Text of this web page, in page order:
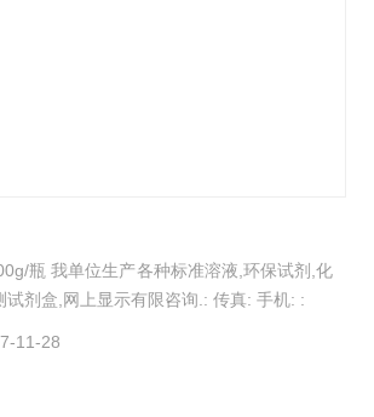
瓶 我单位生产各种标准溶液,环保试剂,化
试剂盒,网上显示有限咨询.: 传真: 手机: :
11-28